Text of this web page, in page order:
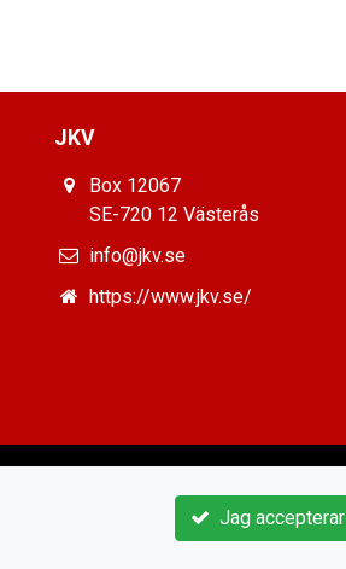
JKV
Box 12067
SE-720 12 Västerås
info@jkv.se
https://www.jkv.se/
Jag accepterar